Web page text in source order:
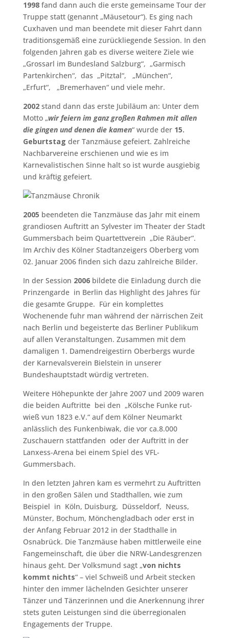
1998 fand dann auch die erste gemeinsame Tour der
Truppe statt (genannt „Mäusetour“). Es ging nach
Cuxhaven und man beendete mit dieser Fahrt dann
traditionsgemäß eine zurückliegende Session. In den
folgenden Jahren gab es diverse weitere Ziele wie
„Grossarl im Bundesland Salzburg“, „Garmisch
Partenkirchen“, das „Pitztal“, „München“,
„Erfurt“, „Bremerhaven“ und viele mehr.
2002 stand dann das erste Jubiläum an: Unter dem
Motto „wir feiern im ganz großen Rahmen mit allen
die gingen und denen die kamen“ wurde der15.
Geburtstag der Tanzmäuse gefeiert. Zahlreiche
Nachbarvereine erschienen und wie es im
Karnevalistischen Sinne halt so ist wurde ausgiebig
und kräftig gefeiert.
2005 beendeten die Tanzmäuse das Jahr mit einem
grandiosen Auftritt an Sylvester im Theater der Stadt
Gummersbach beim Quartettverein „Die Räuber“.
Im Archiv des Kölner Stadtanzeigers Oberberg vom
02. Januar 2006 finden sich dazu zahlreiche Bilder.
In der Session 2006 bildete die Einladung durch die
Prinzengarde in Berlin das Highlight des Jahres für
die gesamte Gruppe. Für ein komplettes
Wochenende fuhr man während der närrischen Zeit
nach Berlin und begeisterte das Berliner Publikum
auf allen Veranstaltungen. Zusammen mit dem
damaligen 1. Damendreigestirn Oberbergs wurde
der Karnevalsverein Bielstein in unserer
Bundeshauptstadt würdig vertreten.
Weitere Höhepunkte der Jahre 2007 und 2009 waren
die beiden Auftritte bei den „Kölsche Funke rut-
wieß vun 1823 e.V.“ auf dem Kölner Neumarkt
anlässlich des Funkenbiwak, die vor ca.8.000
Zuschauern stattfanden oder der Auftritt in der
Lanxess-Arena bei einem Spiel des VFL-
Gummersbach.
In den letzten Jahren kam es vermehrt zu Auftritten
in den großen Sälen und Stadthallen, wie zum
Beispiel in Köln, Duisburg, Düsseldorf, Neuss,
Münster, Bochum, Mönchengladbach oder erst in
der Anfang Februar 2012 in der Stadthalle in
Osnabrück. Die Tanzmäuse haben mittlerweile eine
Fangemeinschaft, die über die NRW-Landesgrenzen
hinaus geht. Der Volksmund sagt „von nichts
kommt nichts“ – viel Schweiß und Arbeit stecken
hinter den immer lächelnden Gesichter unserer
Tänzer und Tänzerinnen und die Anerkennung ihrer
stets guten Leistungen sind die überregionalen
Engagements der Truppe.